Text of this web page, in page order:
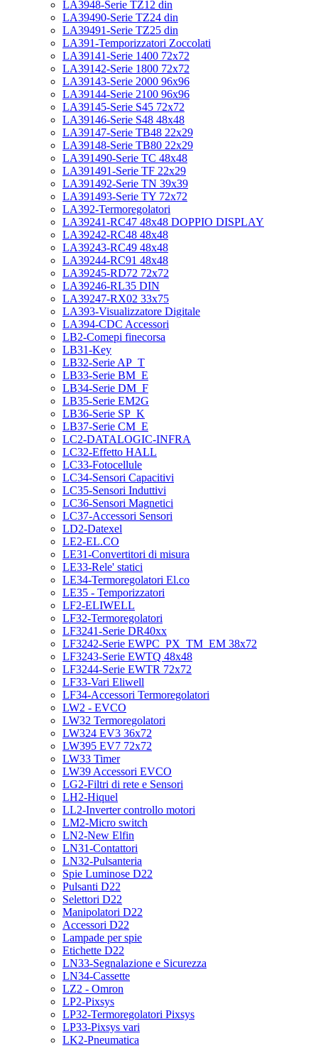
LA3948-Serie TZ12 din
LA39490-Serie TZ24 din
LA39491-Serie TZ25 din
LA391-Temporizzatori Zoccolati
LA39141-Serie 1400 72x72
LA39142-Serie 1800 72x72
LA39143-Serie 2000 96x96
LA39144-Serie 2100 96x96
LA39145-Serie S45 72x72
LA39146-Serie S48 48x48
LA39147-Serie TB48 22x29
LA39148-Serie TB80 22x29
LA391490-Serie TC 48x48
LA391491-Serie TF 22x29
LA391492-Serie TN 39x39
LA391493-Serie TY 72x72
LA392-Termoregolatori
LA39241-RC47 48x48 DOPPIO DISPLAY
LA39242-RC48 48x48
LA39243-RC49 48x48
LA39244-RC91 48x48
LA39245-RD72 72x72
LA39246-RL35 DIN
LA39247-RX02 33x75
LA393-Visualizzatore Digitale
LA394-CDC Accessori
LB2-Comepi finecorsa
LB31-Key
LB32-Serie AP_T
LB33-Serie BM_E
LB34-Serie DM_F
LB35-Serie EM2G
LB36-Serie SP_K
LB37-Serie CM_E
LC2-DATALOGIC-INFRA
LC32-Effetto HALL
LC33-Fotocellule
LC34-Sensori Capacitivi
LC35-Sensori Induttivi
LC36-Sensori Magnetici
LC37-Accessori Sensori
LD2-Datexel
LE2-EL.CO
LE31-Convertitori di misura
LE33-Rele' statici
LE34-Termoregolatori El.co
LE35 - Temporizzatori
LF2-ELIWELL
LF32-Termoregolatori
LF3241-Serie DR40xx
LF3242-Serie EWPC_PX_TM_EM 38x72
LF3243-Serie EWTQ 48x48
LF3244-Serie EWTR 72x72
LF33-Vari Eliwell
LF34-Accessori Termoregolatori
LW2 - EVCO
LW32 Termoregolatori
LW324 EV3 36x72
LW395 EV7 72x72
LW33 Timer
LW39 Accessori EVCO
LG2-Filtri di rete e Sensori
LH2-Hiquel
LL2-Inverter controllo motori
LM2-Micro switch
LN2-New Elfin
LN31-Contattori
LN32-Pulsanteria
Spie Luminose D22
Pulsanti D22
Selettori D22
Manipolatori D22
Accessori D22
Lampade per spie
Etichette D22
LN33-Segnalazione e Sicurezza
LN34-Cassette
LZ2 - Omron
LP2-Pixsys
LP32-Termoregolatori Pixsys
LP33-Pixsys vari
LK2-Pneumatica